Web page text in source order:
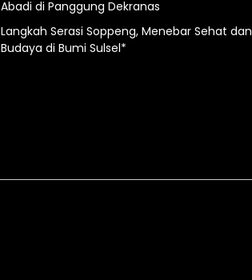
Abadi di Panggung Dekranas
Langkah Serasi Soppeng, Menebar Sehat dan
Budaya di Bumi Sulsel*